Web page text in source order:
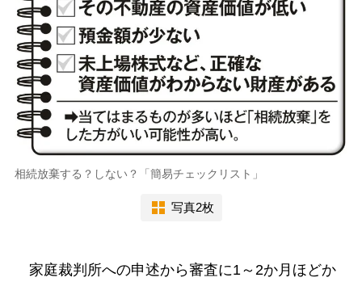
相続放棄する？しない？「簡易チェックリスト」
写真2枚
家庭裁判所への申述から審査に1～2か月ほどか